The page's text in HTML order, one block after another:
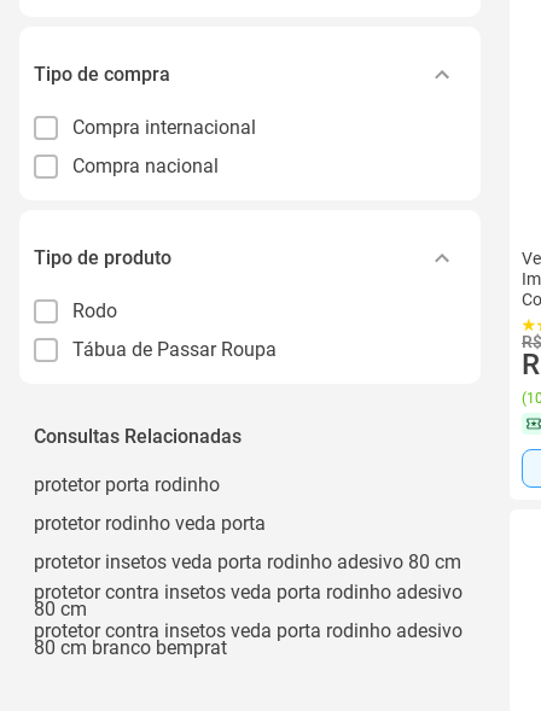
Tipo de compra
Compra internacional
Compra nacional
Tipo de produto
Rodo
Tábua de Passar Roupa
Consultas Relacionadas
protetor porta rodinho
protetor rodinho veda porta
protetor insetos veda porta rodinho adesivo 80 cm
protetor contra insetos veda porta rodinho adesivo
80 cm
protetor contra insetos veda porta rodinho adesivo
80 cm branco bemprat
(